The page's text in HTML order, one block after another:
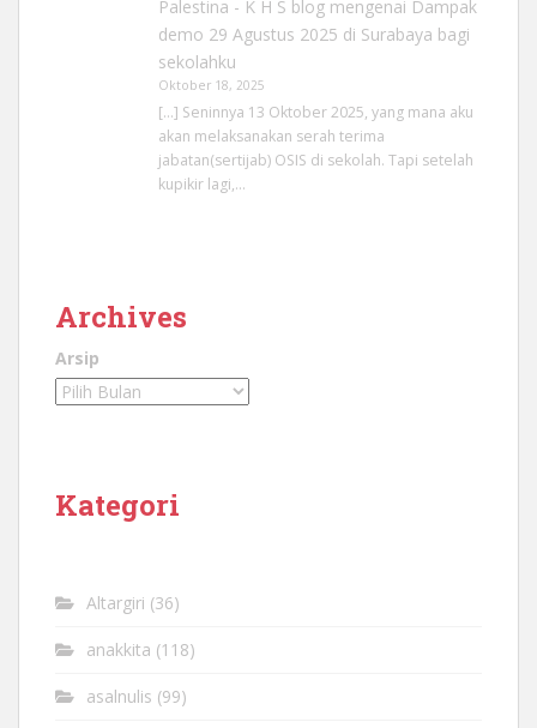
Palestina - K H S blogmengenai Dampak
demo 29 Agustus 2025 di Surabaya bagi
sekolahku
Oktober 18, 2025
[…] Seninnya 13 Oktober 2025, yang mana aku
akan melaksanakan serah terima
jabatan(sertijab) OSIS di sekolah. Tapi setelah
kupikir lagi,…
Archives
Arsip
Kategori
Altargiri (36)
anakkita (118)
asalnulis (99)